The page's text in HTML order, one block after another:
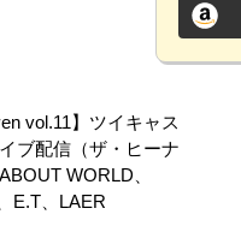
vol.11】ツイキャス
ブ配信（ザ・ヒーナ
WORLD、
E.T、LAER